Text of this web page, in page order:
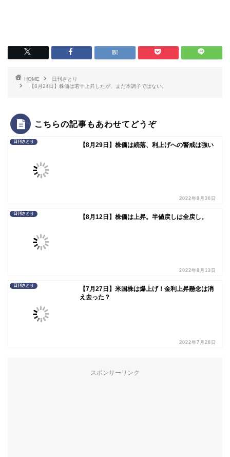
HOME
日刊さとり
【8月24日】株価は若干上昇したが、まだ本調子ではない。
こちらの記事もあわせてどうぞ
日刊さとり 【8月29日】株価は続落、利上げへの警戒は強い
2022年8月30日
日刊さとり 【8月12日】株価は上昇。半値戻しは全戻し。
2022年8月13日
日刊さとり
【7月27日】米国株は爆上げ！金利上昇懸念は消
え去った？
2022年7月28日
スポンサーリンク